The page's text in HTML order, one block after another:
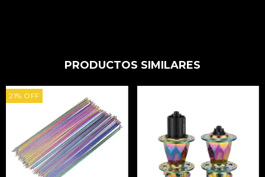
PRODUCTOS SIMILARES
21% OFF